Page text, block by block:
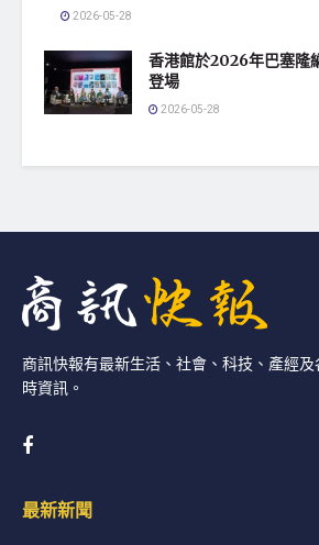
2026-05-28
香港館於2026年巴塞隆
登場
2026-05-28
商訊快報有最新生活、社會、科技、產經
時資訊。
最新新聞